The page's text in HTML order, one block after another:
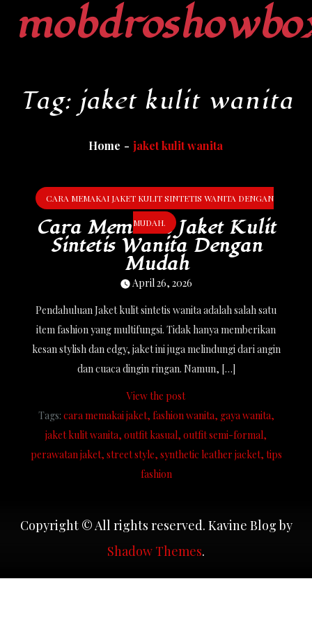
Tag: jaket kulit wanita
Home jaket kulit wanita
CARA MEMAKAI JAKET KULIT SINTETIS WANITA DENGAN
MUDAH.
Cara Memakai Jaket Kulit
Sintetis Wanita Dengan
Mudah
April 26, 2026
Pendahuluan Jaket kulit sintetis wanita adalah salah satu
item fashion yang multifungsi. Tidak hanya memberikan
kesan stylish dan edgy, jaket ini juga melindungi dari angin
dan cuaca dingin ringan. Namun, […]
View the post
Tags: cara memakai jaket fashion wanita gaya wanita
jaket kulit wanita outfit kasual outfit semi-formal
perawatan jaket street style synthetic leather jacket tips
fashion
Copyright © All rights reserved. Kavine Blog by
Shadow Themes.